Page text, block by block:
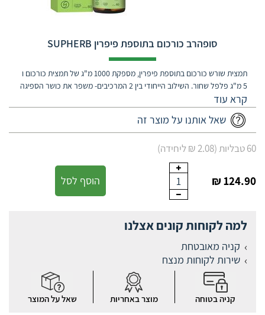
סופהרב כורכום בתוספת פיפרין SUPHERB
תמצית שורש כורכום בתוספת פיפרין, מספקת 1000 מ"ג של תמצית כורכום ו
5 מ"ג פלפל שחור. השילוב הייחודי בין 2 המרכיבים- משפר את כושר הספיגה
של הכורכום ומגביר את פעילותו!
שאל אותנו על מוצר זה
60 טבליות (2.08 ₪ ליחידה)
124.90 ₪
1 הוסף לסל
למה לקוחות קונים אצלנו
קניה מאובטחת
שירות לקוחות מנצח
קניה בטוחה מוצר באחריות שאל על המוצר